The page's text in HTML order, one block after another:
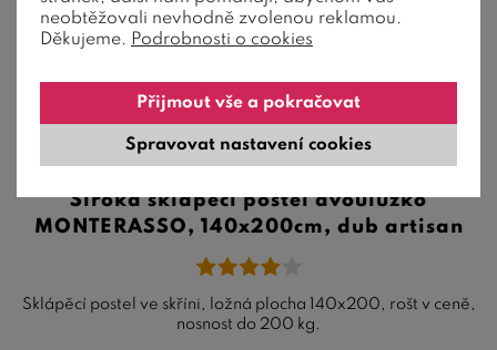
Široká sklápěcí postel dvoulůžko
MONTERASSO, 140x200cm, dub artisan
Sklápěcí postel ve skříni, ložná plocha 140x200, rošt v ceně,
nosnost do 200 kg.
neobtěžovali nevhodně zvolenou reklamou.
Děkujeme. Podrobnosti o cookies
Spravovat nastavení cookies
Přijmout vše a pokračovat